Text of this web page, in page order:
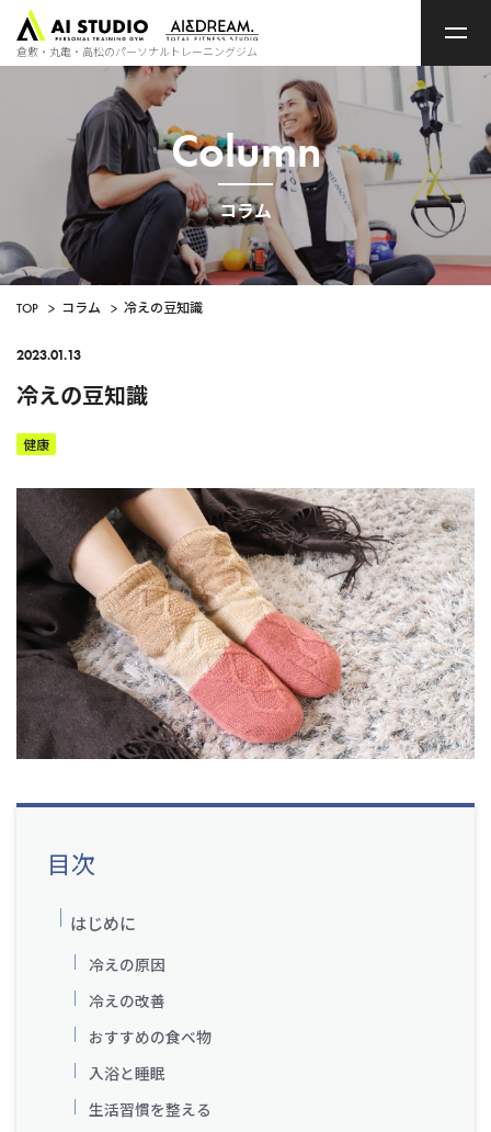
ッ
ペ
ー
ジ
倉敷・丸亀・高松のパーソナルトレーニングジム
Column
コラム
TOP > コラム > 冷えの豆知識
2023.01.13
冷えの豆知識
健康
目次
はじめに
冷えの原因
冷えの改善
おすすめの食べ物
入浴と睡眠
生活習慣を整える